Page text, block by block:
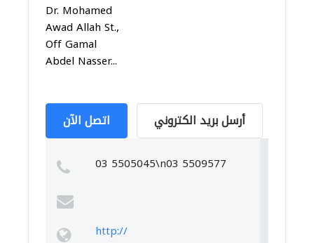
Dr. Mohamed
Awad Allah St.,
Off Gamal
Abdel Nasser...
اتصل الآن أرسل بريد الكتروني
03 5505045\n03 5509577
http://